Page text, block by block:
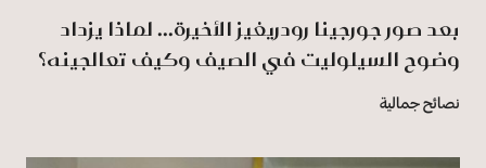
بعد صور جورجينا رودريغيز الأخيرة... لماذا يزداد
وضوح السيلوليت في الصيف وكيف تعالجينه؟
نصائح جمالية